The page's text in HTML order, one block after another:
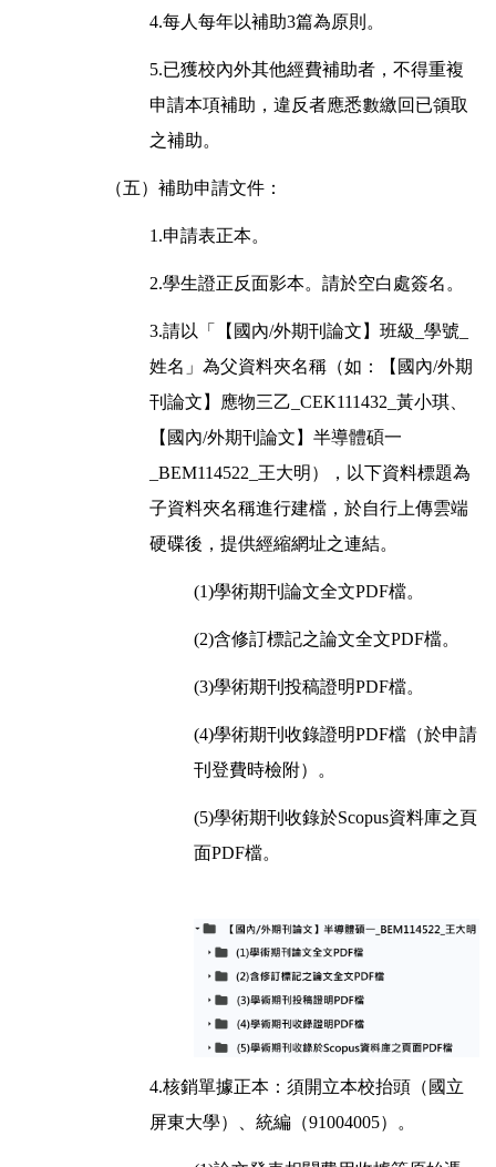
4.每人每年以補助3篇為原則。
5.已獲校內外其他經費補助者，不得重複
申請本項補助，違反者應悉數繳回已領取
之補助。
（五）補助申請文件：
1.申請表正本。
2.學生證正反面影本。請於空白處簽名。
3.請以「【國內/外期刊論文】班級_學號_
姓名」為父資料夾名稱（如：【國內/外期
刊論文】應物三乙_CEK111432_黃小琪、
【國內/外期刊論文】半導體碩一
_BEM114522_王大明），以下資料標題為
子資料夾名稱進行建檔，於自行上傳雲端
硬碟後，提供經縮網址之連結。
(1)學術期刊論文全文PDF檔。
(2)含修訂標記之論文全文PDF檔。
(3)學術期刊投稿證明PDF檔。
(4)學術期刊收錄證明PDF檔（於申請
刊登費時檢附）。
(5)學術期刊收錄於Scopus資料庫之頁
面PDF檔。
4.核銷單據正本：須開立本校抬頭（國立
屏東大學）、統編（91004005）。